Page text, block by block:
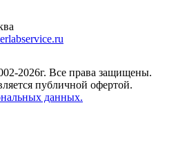
2026г. Все права защищены.
публичной офертой.
данных.